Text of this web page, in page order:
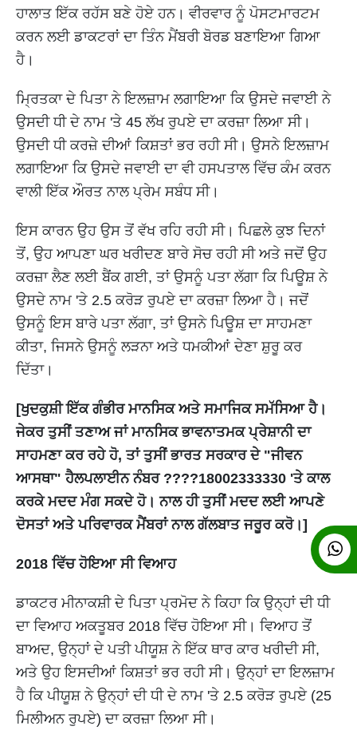
ਹਾਲਾਤ ਇੱਕ ਰਹੱਸ ਬਣੇ ਹੋਏ ਹਨ। ਵੀਰਵਾਰ ਨੂੰ ਪੋਸਟਮਾਰਟਮ
ਕਰਨ ਲਈ ਡਾਕਟਰਾਂ ਦਾ ਤਿੰਨ ਮੈਂਬਰੀ ਬੋਰਡ ਬਣਾਇਆ ਗਿਆ
ਹੈ।
ਮ੍ਰਿਤਕਾ ਦੇ ਪਿਤਾ ਨੇ ਇਲਜ਼ਾਮ ਲਗਾਇਆ ਕਿ ਉਸਦੇ ਜਵਾਈ ਨੇ
ਉਸਦੀ ਧੀ ਦੇ ਨਾਮ 'ਤੇ 45 ਲੱਖ ਰੁਪਏ ਦਾ ਕਰਜ਼ਾ ਲਿਆ ਸੀ।
ਉਸਦੀ ਧੀ ਕਰਜ਼ੇ ਦੀਆਂ ਕਿਸ਼ਤਾਂ ਭਰ ਰਹੀ ਸੀ। ਉਸਨੇ ਇਲਜ਼ਾਮ
ਲਗਾਇਆ ਕਿ ਉਸਦੇ ਜਵਾਈ ਦਾ ਵੀ ਹਸਪਤਾਲ ਵਿੱਚ ਕੰਮ ਕਰਨ
ਵਾਲੀ ਇੱਕ ਔਰਤ ਨਾਲ ਪ੍ਰੇਮ ਸਬੰਧ ਸੀ।
ਇਸ ਕਾਰਨ ਉਹ ਉਸ ਤੋਂ ਵੱਖ ਰਹਿ ਰਹੀ ਸੀ। ਪਿਛਲੇ ਕੁਝ ਦਿਨਾਂ
ਤੋਂ, ਉਹ ਆਪਣਾ ਘਰ ਖਰੀਦਣ ਬਾਰੇ ਸੋਚ ਰਹੀ ਸੀ ਅਤੇ ਜਦੋਂ ਉਹ
ਕਰਜ਼ਾ ਲੈਣ ਲਈ ਬੈਂਕ ਗਈ, ਤਾਂ ਉਸਨੂੰ ਪਤਾ ਲੱਗਾ ਕਿ ਪਿਊਸ਼ ਨੇ
ਉਸਦੇ ਨਾਮ 'ਤੇ 2.5 ਕਰੋੜ ਰੁਪਏ ਦਾ ਕਰਜ਼ਾ ਲਿਆ ਹੈ। ਜਦੋਂ
ਉਸਨੂੰ ਇਸ ਬਾਰੇ ਪਤਾ ਲੱਗਾ, ਤਾਂ ਉਸਨੇ ਪਿਊਸ਼ ਦਾ ਸਾਹਮਣਾ
ਕੀਤਾ, ਜਿਸਨੇ ਉਸਨੂੰ ਲੜਨਾ ਅਤੇ ਧਮਕੀਆਂ ਦੇਣਾ ਸ਼ੁਰੂ ਕਰ
ਦਿੱਤਾ।
[ਖੁਦਕੁਸ਼ੀ ਇੱਕ ਗੰਭੀਰ ਮਾਨਸਿਕ ਅਤੇ ਸਮਾਜਿਕ ਸਮੱਸਿਆ ਹੈ।
ਜੇਕਰ ਤੁਸੀਂ ਤਣਾਅ ਜਾਂ ਮਾਨਸਿਕ ਭਾਵਨਾਤਮਕ ਪ੍ਰੇਸ਼ਾਨੀ ਦਾ
ਸਾਹਮਣਾ ਕਰ ਰਹੇ ਹੋ, ਤਾਂ ਤੁਸੀਂ ਭਾਰਤ ਸਰਕਾਰ ਦੇ "ਜੀਵਨ
ਆਸਥਾ" ਹੈਲਪਲਾਈਨ ਨੰਬਰ ????18002333330 'ਤੇ ਕਾਲ
ਕਰਕੇ ਮਦਦ ਮੰਗ ਸਕਦੇ ਹੋ। ਨਾਲ ਹੀ ਤੁਸੀਂ ਮਦਦ ਲਈ ਆਪਣੇ
ਦੋਸਤਾਂ ਅਤੇ ਪਰਿਵਾਰਕ ਮੈਂਬਰਾਂ ਨਾਲ ਗੱਲਬਾਤ ਜਰੂਰ ਕਰੋ।]
2018 ਵਿੱਚ ਹੋਇਆ ਸੀ ਵਿਆਹ
ਡਾਕਟਰ ਮੀਨਾਕਸ਼ੀ ਦੇ ਪਿਤਾ ਪ੍ਰਮੋਦ ਨੇ ਕਿਹਾ ਕਿ ਉਨ੍ਹਾਂ ਦੀ ਧੀ
ਦਾ ਵਿਆਹ ਅਕਤੂਬਰ 2018 ਵਿੱਚ ਹੋਇਆ ਸੀ। ਵਿਆਹ ਤੋਂ
ਬਾਅਦ, ਉਨ੍ਹਾਂ ਦੇ ਪਤੀ ਪੀਯੂਸ਼ ਨੇ ਇੱਕ ਥਾਰ ਕਾਰ ਖਰੀਦੀ ਸੀ,
ਅਤੇ ਉਹ ਇਸਦੀਆਂ ਕਿਸ਼ਤਾਂ ਭਰ ਰਹੀ ਸੀ। ਉਨ੍ਹਾਂ ਦਾ ਇਲਜ਼ਾਮ
ਹੈ ਕਿ ਪੀਯੂਸ਼ ਨੇ ਉਨ੍ਹਾਂ ਦੀ ਧੀ ਦੇ ਨਾਮ 'ਤੇ 2.5 ਕਰੋੜ ਰੁਪਏ (25
ਮਿਲੀਅਨ ਰੁਪਏ) ਦਾ ਕਰਜ਼ਾ ਲਿਆ ਸੀ।